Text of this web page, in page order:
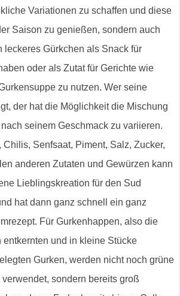
Variationen zu schaffen und diese
Saison zu genießen, sondern auch
leckeres Gürkchen als Snack für
oder als Zutat für Gerichte wie
zu nutzen. Wer seine
der hat die Möglichkeit die Mischung
seinem Geschmack zu variieren.
Senfsaat, Piment, Salz, Zucker,
anderen Zutaten und Gewürzen kann
Lieblingskreation für den Sud
hat dann ganz schnell ein ganz
Für Gurkenhappen, also die
entkernten und in kleine Stücke
Gurken, werden nicht noch grüne
sondern bereits groß